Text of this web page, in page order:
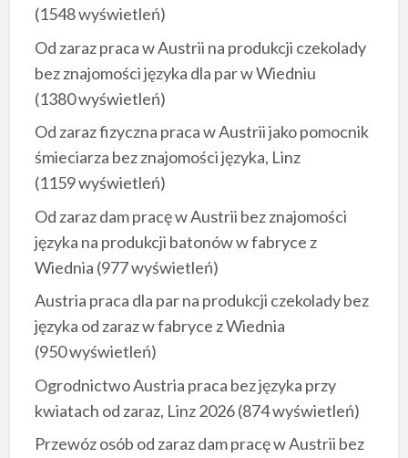
(1548 wyświetleń)
Od zaraz praca w Austrii na produkcji czekolady
bez znajomości języka dla par w Wiedniu
(1380 wyświetleń)
Od zaraz fizyczna praca w Austrii jako pomocnik
śmieciarza bez znajomości języka, Linz
(1159 wyświetleń)
Od zaraz dam pracę w Austrii bez znajomości
języka na produkcji batonów w fabryce z
Wiednia (977 wyświetleń)
Austria praca dla par na produkcji czekolady bez
języka od zaraz w fabryce z Wiednia
(950 wyświetleń)
Ogrodnictwo Austria praca bez języka przy
kwiatach od zaraz, Linz 2026(874 wyświetleń)
Przewóz osób od zaraz dam pracę w Austrii bez